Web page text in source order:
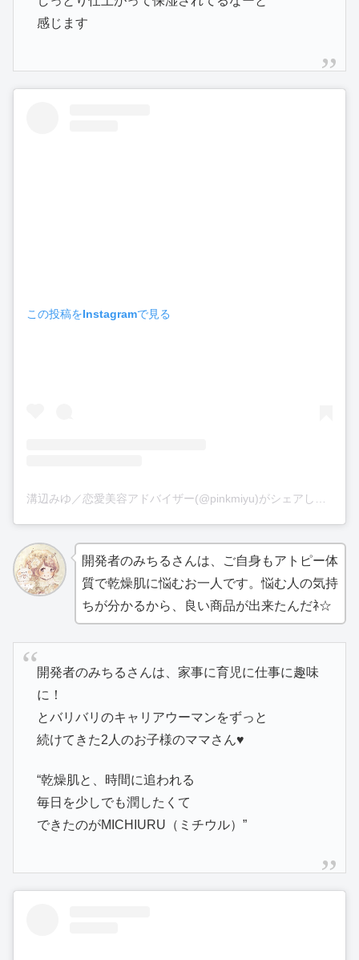
感じます
この投稿をInstagramで見る
溝辺みゆ／恋愛美容アドバイザー(@pinkmiyu)がシェアした投稿
開発者のみちるさんは、ご自身もアトピー体
質で乾燥肌に悩むお一人です。悩む人の気持
ちが分かるから、良い商品が出来たんだﾈ☆
開発者のみちるさんは、家事に育児に仕事に趣味
に！
とバリバリのキャリアウーマンをずっと
続けてきた2人のお子様のママさん♥
“乾燥肌と、時間に追われる
毎日を少しでも潤したくて
できたのがMICHIURU（ミチウル）”